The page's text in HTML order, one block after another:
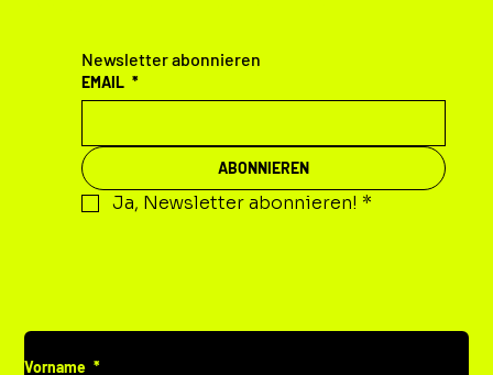
Newsletter abonnieren
EMAIL *
ABONNIEREN
Ja, Newsletter abonnieren! *
DEINE MITTEILUNG AN UNS
Vorname *